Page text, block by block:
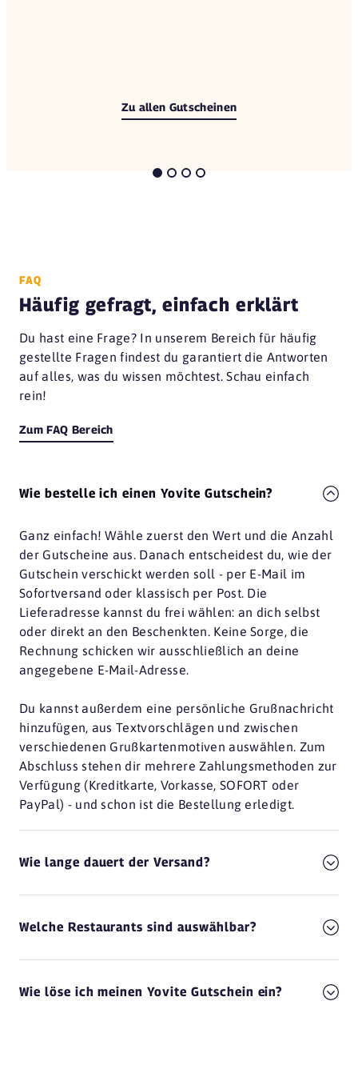
Zu allen Gutscheinen
FAQ
Häufig gefragt, einfach erklärt
Du hast eine Frage? In unserem Bereich für häufig
gestellte Fragen findest du garantiert die Antworten
auf alles, was du wissen möchtest. Schau einfach
rein!
Zum FAQ Bereich
Wie bestelle ich einen Yovite Gutschein?
Ganz einfach! Wähle zuerst den Wert und die Anzahl
der Gutscheine aus. Danach entscheidest du, wie der
Gutschein verschickt werden soll - per E-Mail im
Sofortversand oder klassisch per Post. Die
Lieferadresse kannst du frei wählen: an dich selbst
oder direkt an den Beschenkten. Keine Sorge, die
Rechnung schicken wir ausschließlich an deine
angegebene E-Mail-Adresse.
Du kannst außerdem eine persönliche Grußnachricht
hinzufügen, aus Textvorschlägen und zwischen
verschiedenen Grußkartenmotiven auswählen. Zum
Abschluss stehen dir mehrere Zahlungsmethoden zur
Verfügung (Kreditkarte, Vorkasse, SOFORT oder
PayPal) - und schon ist die Bestellung erledigt.
Wie lange dauert der Versand?
Welche Restaurants sind auswählbar?
Wie löse ich meinen Yovite Gutschein ein?